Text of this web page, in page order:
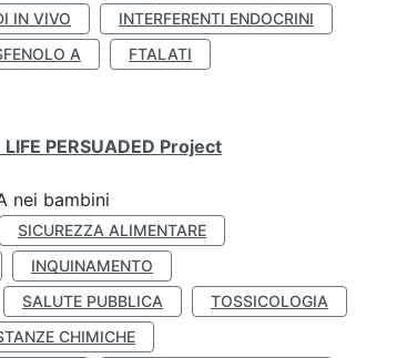
IN VIVO
INTERFERENTI ENDOCRINI
A
FTALATI
PERSUADED Project
nei bambini
SICUREZZA ALIMENTARE
INQUINAMENTO
SALUTE PUBBLICA
TOSSICOLOGIA
CHIMICHE